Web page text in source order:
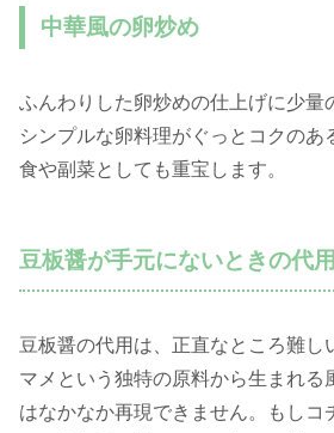
中華風の卵炒め
ふんわりした卵炒めの仕上げに少量
シンプルな卵料理がぐっとコクのあ
食や副菜としても重宝します。
豆板醤が手元にないときの代
豆板醤の代用は、正直なところ難し
マメという独特の原料から生まれる
はなかなか再現できません。もしコ